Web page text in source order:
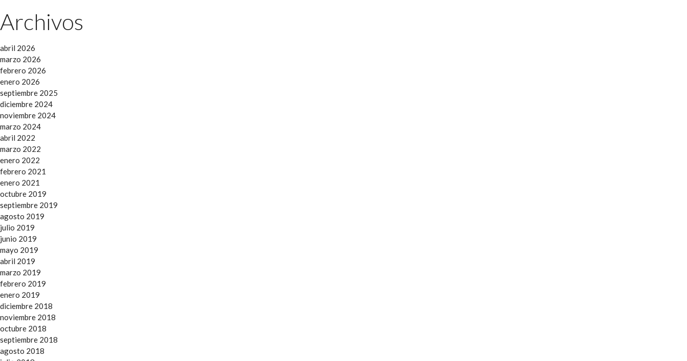
Archivos
abril 2026
marzo 2026
febrero 2026
enero 2026
septiembre 2025
diciembre 2024
noviembre 2024
marzo 2024
abril 2022
marzo 2022
enero 2022
febrero 2021
enero 2021
octubre 2019
septiembre 2019
agosto 2019
julio 2019
junio 2019
mayo 2019
abril 2019
marzo 2019
febrero 2019
enero 2019
diciembre 2018
noviembre 2018
octubre 2018
septiembre 2018
agosto 2018